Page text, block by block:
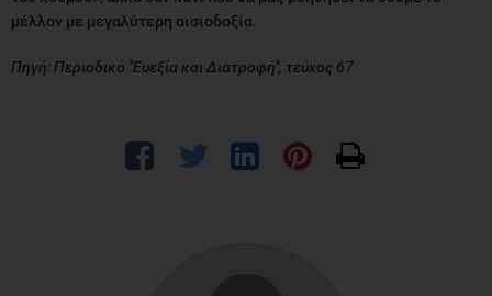
μέλλον με μεγαλύτερη αισιοδοξία.
Πηγή: Περιοδικό "Ευεξία και Διατροφή", τεύχος 67